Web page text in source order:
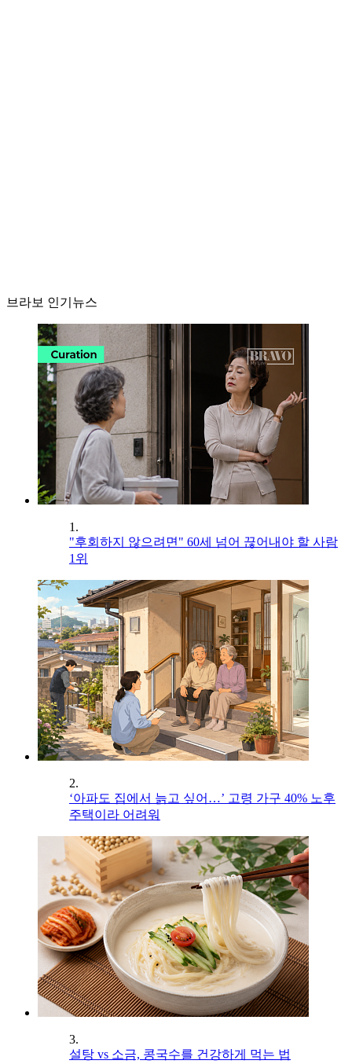
브라보 인기뉴스
1.
"후회하지 않으려면" 60세 넘어 끊어내야 할 사람
1위
2.
‘아파도 집에서 늙고 싶어…’ 고령 가구 40% 노후
주택이라 어려워
3.
설탕 vs 소금, 콩국수를 건강하게 먹는 법